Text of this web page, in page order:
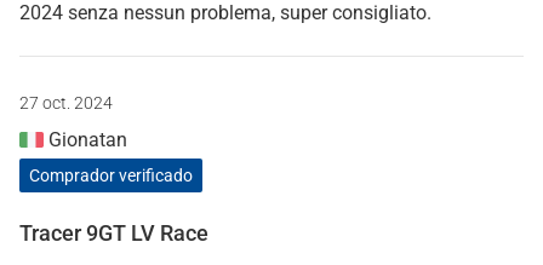
2024 senza nessun problema, super consigliato.
27 oct. 2024
Gionatan
Comprador verificado
Tracer 9GT LV Race